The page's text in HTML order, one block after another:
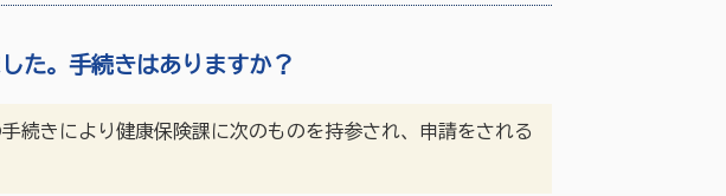
た。手続きはありますか？
続きにより健康保険課に次のものを持参され、申請をされる